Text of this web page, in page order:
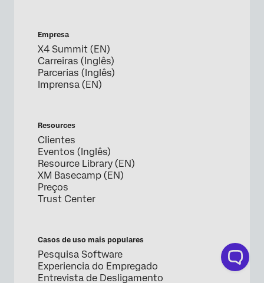
Empresa
X4 Summit (EN)
Carreiras (Inglês)
Parcerias (Inglês)
Imprensa (EN)
Resources
Clientes
Eventos (Inglês)
Resource Library (EN)
XM Basecamp (EN)
Preços
Trust Center
Casos de uso mais populares
Pesquisa Software
Experiencia do Empregado
Entrevista de Desligamento